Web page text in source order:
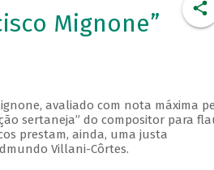
Mignone”
avaliado com nota máxima
sertaneja” do compositor para
prestam, ainda, uma justa
Villani-Côrtes.